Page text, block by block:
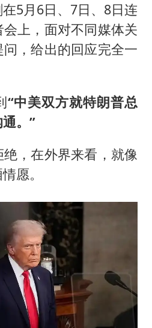
5月6日、7日、8日连
上，面对不同媒体关
，给出的回应完全一
“中美双方就特朗普总
。”
，在外界来看，就像
愿。